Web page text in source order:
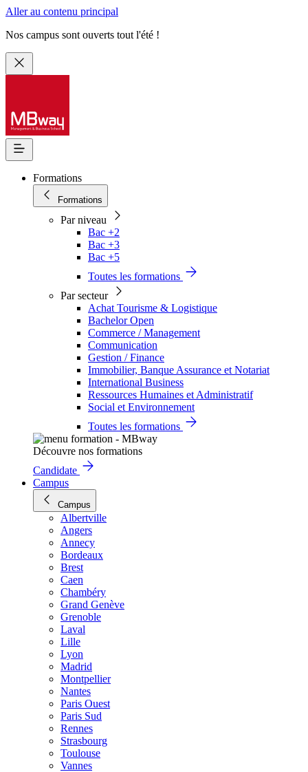
Aller au contenu principal
Nos campus sont ouverts tout l'été !
Formations
Formations
Par niveau
Bac +2
Bac +3
Bac +5
Toutes les formations
Par secteur
Achat Tourisme & Logistique
Bachelor Open
Commerce / Management
Communication
Gestion / Finance
Immobilier, Banque Assurance et Notariat
International Business
Ressources Humaines et Administratif
Social et Environnement
Toutes les formations
Découvre nos formations
Candidate
Campus
Campus
Albertville
Angers
Annecy
Bordeaux
Brest
Caen
Chambéry
Grand Genève
Grenoble
Laval
Lille
Lyon
Madrid
Montpellier
Nantes
Paris Ouest
Paris Sud
Rennes
Strasbourg
Toulouse
Vannes